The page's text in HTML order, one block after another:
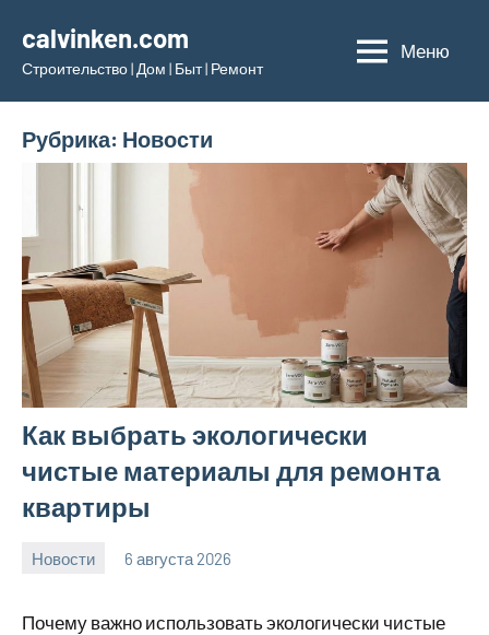
содержимому
calvinken.com
Строительство | Дом | Быт | Ремонт
Меню
Рубрика: Новости
Как выбрать экологически
чистые материалы для ремонта
квартиры
Новости 6 августа 2026
Почему важно использовать экологически чистые